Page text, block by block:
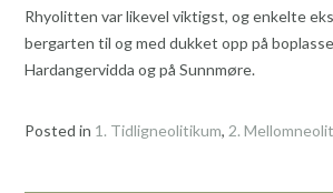
Rhyolitten var likevel viktigst, og enkelte
bergarten til og med dukket opp på
Hardangervidda og på Sunnmøre.
Posted in 1. Tidligneolitikum, 2.